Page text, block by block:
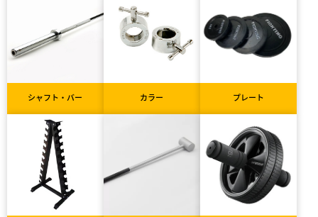
シャフト・バー カラー プレート